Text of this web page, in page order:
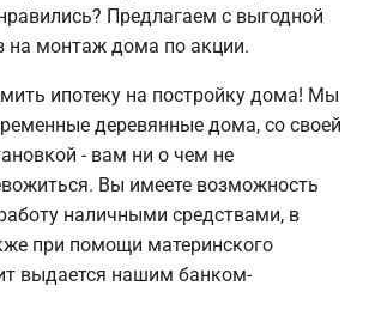
Предлагаем с выгодной
на монтаж дома по акции.
ипотеку на постройку дома! Мы
деревянные дома, со своей
- вам ни о чем не
Вы имеете возможность
наличными средствами, в
при помощи материнского
выдается нашим банком-